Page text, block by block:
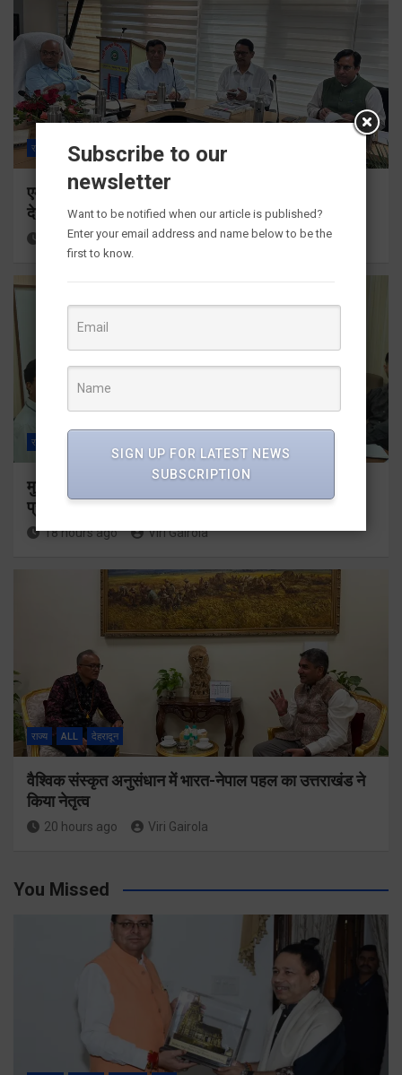
राज्य ALL देहरादून
एमडीडीए बोर्ड बैठक में 25 विकास प्रस्तावों को मिली मंजूरी,
देहरादून-मसूरी के नियोजित विकास को मिलेगी रफ्तार
17 hours ago Viri Gairola
राज्य
मुख्यमंत्री के दिशा-निर्देशों में पीएम आवास योजना (शहरी) की
प्रगति की हुई समीक्षा
18 hours ago Viri Gairola
राज्य ALL देहरादून
वैश्विक संस्कृत अनुसंधान में भारत-नेपाल पहल का उत्तराखंड ने
किया नेतृत्व
20 hours ago Viri Gairola
You Missed
Subscribe to our
newsletter
Want to be notified when our article is published?
Enter your email address and name below to be the
first to know.
SIGN UP FOR LATEST NEWS
SUBSCRIPTION